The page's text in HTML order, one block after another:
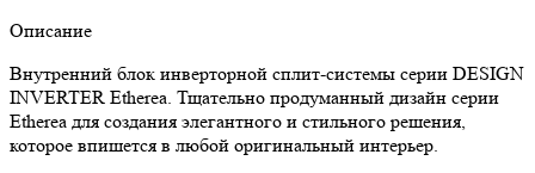
Описание
Внутренний блок инверторной сплит-системы серии DESIGN
INVERTER Etherea. Тщательно продуманный дизайн серии
Etherea для создания элегантного и стильного решения,
которое впишется в любой оригинальный интерьер.